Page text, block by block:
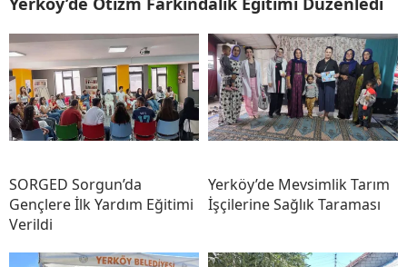
SORGED Sorgun’da
Gençlere İlk Yardım Eğitimi
Verildi
Yerköy’de Mevsimlik Tarım
İşçilerine Sağlık Taraması